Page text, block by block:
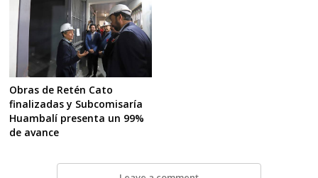
Obras de Retén Cato
finalizadas y Subcomisaría
Huambalí presenta un 99%
de avance